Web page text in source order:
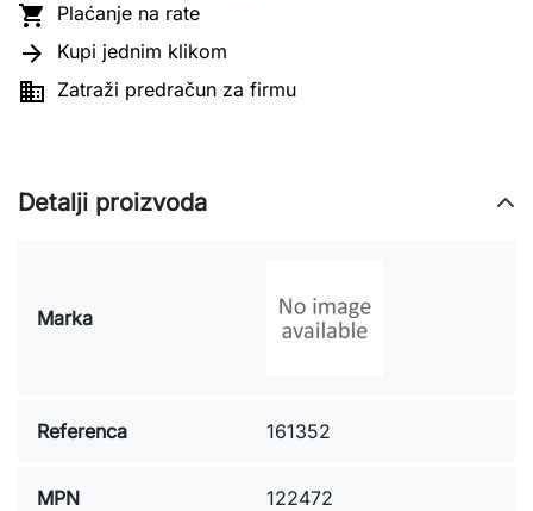
 Plaćanje na rate
 Kupi jednim klikom
 Zatraži predračun za firmu
Detalji proizvoda
Marka
Referenca 161352
MPN 122472